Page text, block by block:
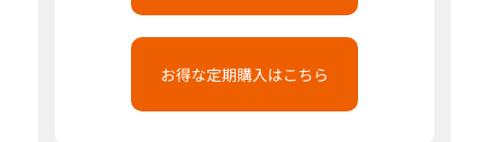
お得な定期購入はこちら